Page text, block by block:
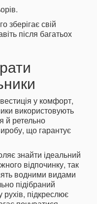
зберігає свій
після багатьох
у комфорт,
використовують
й ретельно
що гарантує
знайти ідеальний
відпочинку, так
водними видами
підібраний
рухів, підкреслює